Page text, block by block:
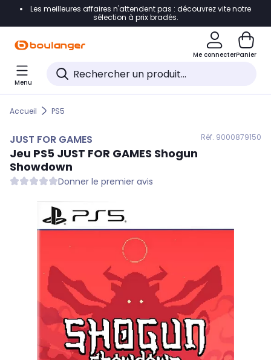
Accéder directement à la navigation
Accéder directement au pied de page
Accéder directement au chatbot
Les meilleures affaires n'attendent pas : découvrez vite notre
sélection à prix bradés.
Me connecterPanier
Menu
Accueil PS5
JUST FOR GAMES Réf. 9000879150
Jeu PS5 JUST FOR GAMES Shogun
Showdown
Donner le premier avis